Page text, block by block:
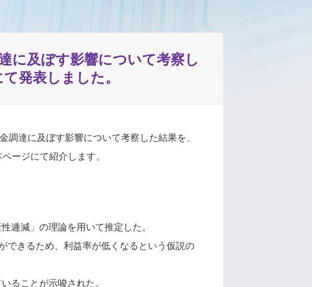
に及ぼす影響について考察し
発表しました。
達に及ぼす影響について考察した結果を、
ージにて紹介します。
逓減」の理論を用いて推定した。
できるため、利益率が低くなるという仮説の
ることが示唆された。